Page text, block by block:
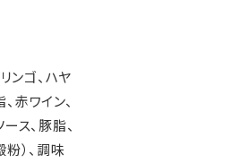
ンゴ、ハヤ
赤ワイン、
ス、豚脂、
）、調味